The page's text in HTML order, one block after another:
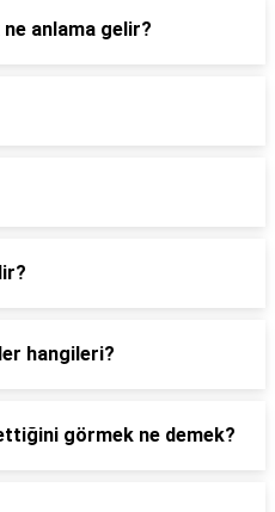
ne anlama gelir?
hangileri?
görmek ne demek?